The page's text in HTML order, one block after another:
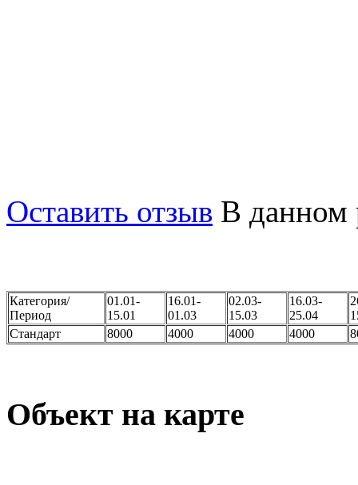
Оставить отзыв В данном
Категория/
Период
01.01-
15.01
16.01-
01.03
02.03-
15.03
16.03-
25.04
Стандарт
8000 4000 4000 4000
Объект на карте